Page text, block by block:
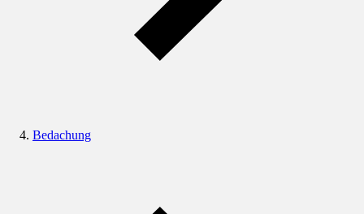
Bedachung